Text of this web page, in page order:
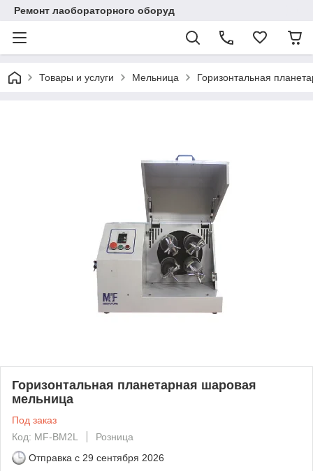
Ремонт лаобораторного оборуд
Товары и услуги Мельница Горизонтальная
Горизонтальная планетарная шаровая
мельница
Под заказ
Код: MF-BM2L
Розница
Отправка с 29 сентября 2026